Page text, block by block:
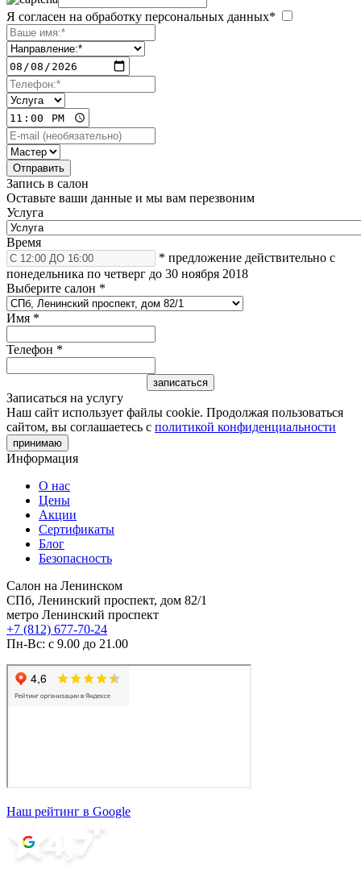
Я согласен на обработку персональных данных*
Запись в салон
Оставьте ваши данные и мы вам перезвоним
Услуга
Время
* предложение действительно с
понедельника по четверг до 30 ноября 2018
Выберите салон *
Имя *
Телефон *
Записаться на услугу
Наш сайт использует файлы cookie. Продолжая пользоваться
сайтом, вы соглашаетесь с политикой конфиденциальности
принимаю
Информация
О нас
Цены
Акции
Сертификаты
Блог
Безопасность
Салон на Ленинском
СПб, Ленинский проспект, дом 82/1
метро Ленинский проспект
+7 (812) 677-70-24
Пн-Вс: с 9.00 до 21.00
Наш рейтинг в Google